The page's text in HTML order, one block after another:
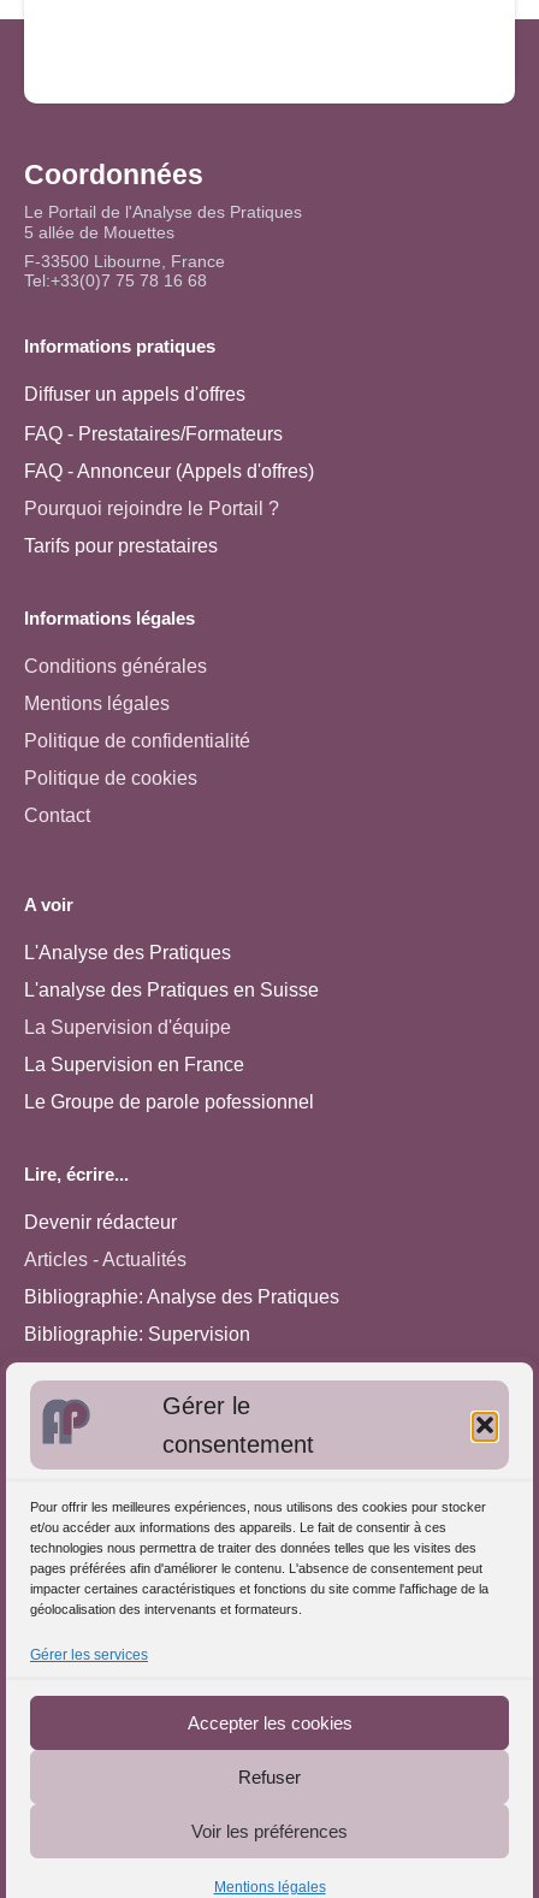
Gérer le
consentement
Pour offrir les meilleures expériences, nous utilisons des cookies pour stocker
et/ou accéder aux informations des appareils. Le fait de consentir à ces
technologies nous permettra de traiter des données telles que les visites des
pages préférées afin d'améliorer le contenu. L'absence de consentement peut
impacter certaines caractéristiques et fonctions du site comme l'affichage de la
géolocalisation des intervenants et formateurs.
Gérer les services
Accepter les cookies
Refuser
Voir les préférences
Mentions légales
Coordonnées
Le Portail de l'Analyse des Pratiques
5 allée de Mouettes
F-33500 Libourne, France
Tel:+33(0)7 75 78 16 68
Informations pratiques
Diffuser un appels d'offres
FAQ - Prestataires/Formateurs
FAQ - Annonceur (Appels d'offres)
Pourquoi rejoindre le Portail ?
Tarifs pour prestataires
Informations légales
Conditions générales
Mentions légales
Politique de confidentialité
Politique de cookies
Contact
A voir
L'Analyse des Pratiques
L'analyse des Pratiques en Suisse
La Supervision d'équipe
La Supervision en France
Le Groupe de parole pofessionnel
Lire, écrire...
Devenir rédacteur
Articles - Actualités
Bibliographie: Analyse des Pratiques
Bibliographie: Supervision
Approches de l'Analyse des pratiques
S'inscrire dans l'Annuaire
Publiez vos formations
Charte déontologique
Le Portail de l'Analyse des Pratiques © 2025 - Tous droits
Téléchargez le Guide